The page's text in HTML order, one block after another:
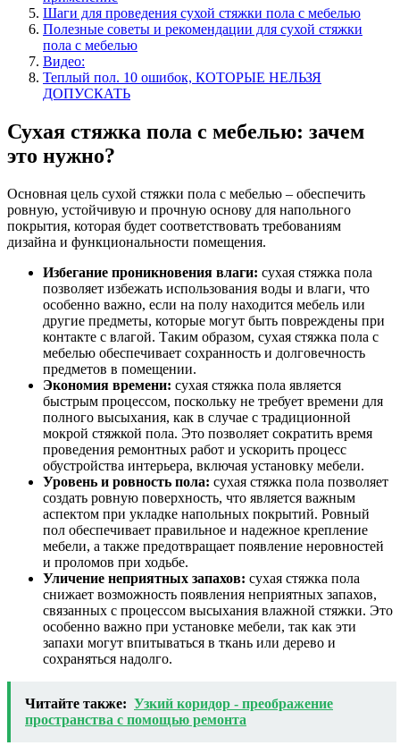
Шаги для проведения сухой стяжки пола с мебелью
Полезные советы и рекомендации для сухой стяжки
пола с мебелью
Видео:
Теплый пол. 10 ошибок, КОТОРЫЕ НЕЛЬЗЯ
ДОПУСКАТЬ
Сухая стяжка пола с мебелью: зачем
это нужно?
Основная цель сухой стяжки пола с мебелью – обеспечить
ровную, устойчивую и прочную основу для напольного
покрытия, которая будет соответствовать требованиям
дизайна и функциональности помещения.
Избегание проникновения влаги: сухая стяжка пола
позволяет избежать использования воды и влаги, что
особенно важно, если на полу находится мебель или
другие предметы, которые могут быть повреждены при
контакте с влагой. Таким образом, сухая стяжка пола с
мебелью обеспечивает сохранность и долговечность
предметов в помещении.
Экономия времени: сухая стяжка пола является
быстрым процессом, поскольку не требует времени для
полного высыхания, как в случае с традиционной
мокрой стяжкой пола. Это позволяет сократить время
проведения ремонтных работ и ускорить процесс
обустройства интерьера, включая установку мебели.
Уровень и ровность пола: сухая стяжка пола позволяет
создать ровную поверхность, что является важным
аспектом при укладке напольных покрытий. Ровный
пол обеспечивает правильное и надежное крепление
мебели, а также предотвращает появление неровностей
и проломов при ходьбе.
Уличение неприятных запахов: сухая стяжка пола
снижает возможность появления неприятных запахов,
связанных с процессом высыхания влажной стяжки. Это
особенно важно при установке мебели, так как эти
запахи могут впитываться в ткань или дерево и
сохраняться надолго.
Читайте также: Узкий коридор - преображение
пространства с помощью ремонта